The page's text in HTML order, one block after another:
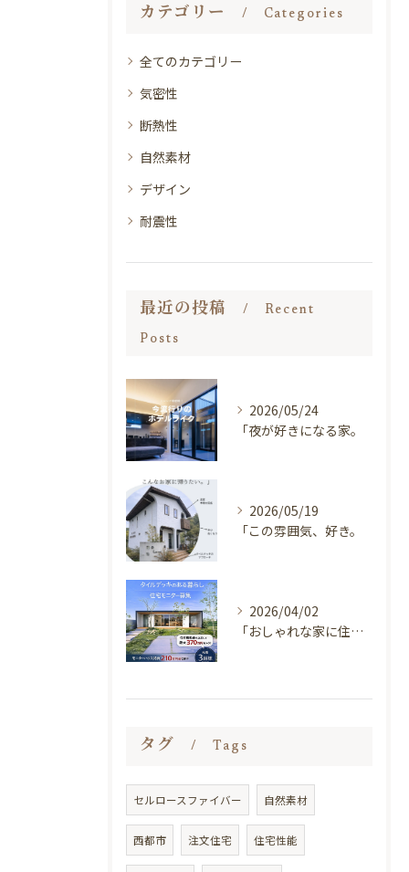
カテゴリー Categories
全てのカテゴリー
気密性
断熱性
自然素材
デザイン
耐震性
最近の投稿 Recent
Posts
2026/05/24
「夜が好きになる家。
2026/05/19
「この雰囲気、好き。
2026/04/02
「おしゃれな家に住みたい。
タグ Tags
セルロースファイバー 自然素材
西都市 注文住宅 住宅性能